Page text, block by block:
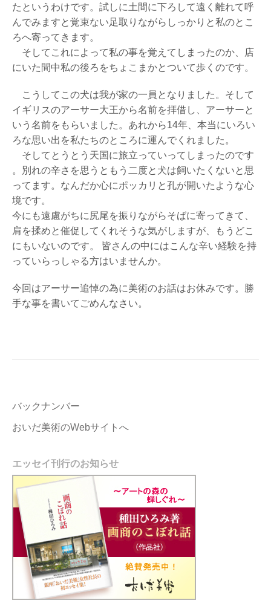
たというわけです。試しに土間に下ろして遠く離れて呼
んでみますと覚束ない足取りながらしっかりと私のとこ
ろへ寄ってきます。
そしてこれによって私の事を覚えてしまったのか、店
にいた間中私の後ろをちょこまかとついて歩くのです。
こうしてこの犬は我が家の一員となりました。そして
イギリスのアーサー大王から名前を拝借し、アーサーと
いう名前をもらいました。あれから14年、本当にいろい
ろな思い出を私たちのところに運んでくれました。
そしてとうとう天国に旅立っていってしまったのです
。別れの辛さを思うともう二度と犬は飼いたくないと思
ってます。なんだか心にポッカリと孔が開いたような心
境です。
今にも遠慮がちに尻尾を振りながらそばに寄ってきて、
肩を揉めと催促してくれそうな気がしますが、もうどこ
にもいないのです。 皆さんの中にはこんな辛い経験を持
っていらっしゃる方はいませんか。
今回はアーサー追悼の為に美術のお話はお休みです。勝
手な事を書いてごめんなさい。
バックナンバー
おいだ美術のWebサイトへ
エッセイ刊行のお知らせ